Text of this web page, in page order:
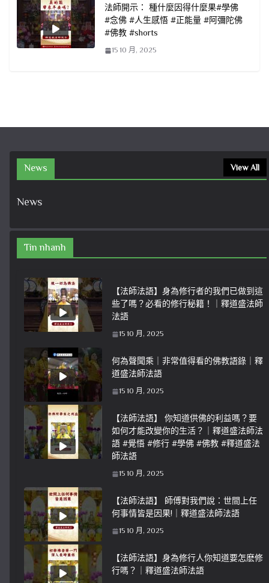
法師開示： 種什麼因得什麼果#學佛
#念佛 #人生感悟 #正能量 #阿彌陀佛
#佛教 #shorts
15 10 月, 2025
News View All
News
Tin nhanh
【法師法語】身為修行者的我們已做到這
些了嗎？必看的修行秘籍！｜釋道盛法師
法語
15 10 月, 2025
何為聲聞乘｜非常值得看的佛教語錄｜釋
道盛法師法語
15 10 月, 2025
【法師法語】 你知道供佛的利益嗎？要
如何才能改變你的生活？｜釋道盛法師法
語 #覺悟 #修行 #學佛 #佛教 #釋道盛法
師法語
15 10 月, 2025
【法師法語】 師傅對我們說：世間上任
何事情皆是因果!｜釋道盛法師法語
15 10 月, 2025
【法師法語】身為修行人你知道要怎麽修
行嗎？｜釋道盛法師法語